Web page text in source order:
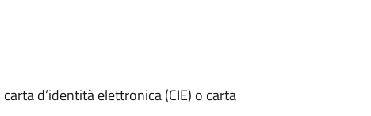
d’identità elettronica (CIE) o carta